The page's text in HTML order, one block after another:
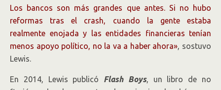
Los bancos son más grandes que antes. Si no hubo
reformas tras el crash, cuando la gente estaba
realmente enojada y las entidades financieras tenían
menos apoyo político, no la va a haber ahora», sostuvo
Lewis.
En 2014, Lewis publicó Flash Boys, un libro de no